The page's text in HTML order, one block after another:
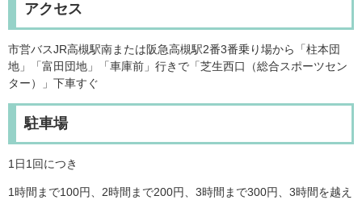
アクセス
市営バスJR高槻駅南または阪急高槻駅2番3番乗り場から「柱本団
地」「富田団地」「車庫前」行きで「芝生西口（総合スポーツセン
ター）」下車すぐ
駐車場
1日1回につき
1時間まで100円、2時間まで200円、3時間まで300円、3時間を越え